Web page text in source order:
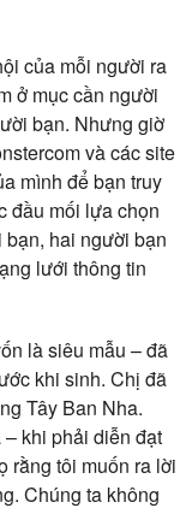
của mỗi người ra
ở mục cần người
bạn. Nhưng giờ
và các site
mình để bạn truy
đầu mối lựa chọn
bạn, hai người bạn
lưới thông tin
là siêu mẫu – đã
khi sinh. Chị đã
Tây Ban Nha.
khi phải diễn đạt
rằng tôi muốn ra lời
Chúng ta không